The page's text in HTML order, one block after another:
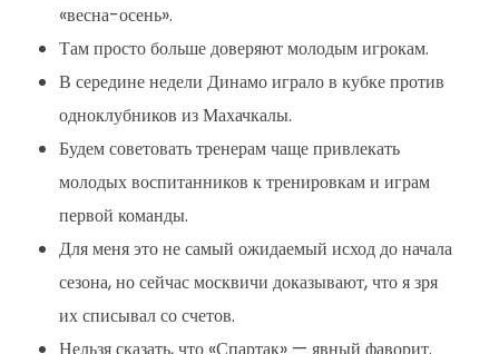
«весна-осень».
Там просто больше доверяют молодым игрокам.
В середине недели Динамо играло в кубке против
одноклубников из Махачкалы.
Будем советовать тренерам чаще привлекать
молодых воспитанников к тренировкам и играм
первой команды.
Для меня это не самый ожидаемый исход до начала
сезона, но сейчас москвичи доказывают, что я зря
их списывал со счетов.
Нельзя сказать, что «Спартак» — явный фаворит.